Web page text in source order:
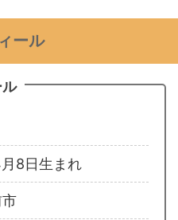
ール
8日生まれ